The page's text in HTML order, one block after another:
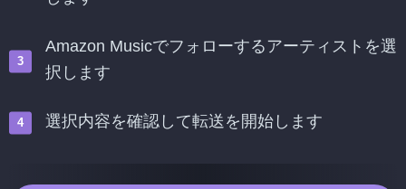
Amazon Musicでフォローするアーティストを選
択します
選択内容を確認して転送を開始します